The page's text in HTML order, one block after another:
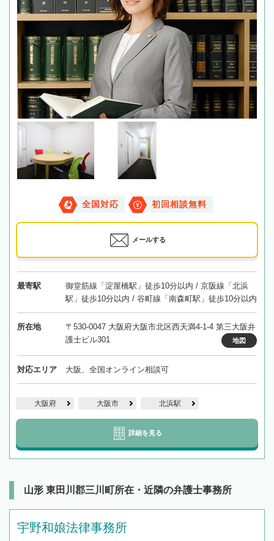
全国対応 初回相談無料
メールする
最寄駅
御堂筋線「淀屋橋駅」徒歩10分以内 / 京阪線「北浜
駅」徒歩10分以内 / 谷町線「南森町駅」徒歩10分以内
所在地
〒530-0047 大阪府大阪市北区西天満4-1-4 第三大阪弁
護士ビル301
地図
対応エリア 大阪、全国オンライン相談可
大阪府 大阪市 北浜駅
詳細を見る
山形 東田川郡三川町所在・近隣の弁護士事務所
宇野和娘法律事務所